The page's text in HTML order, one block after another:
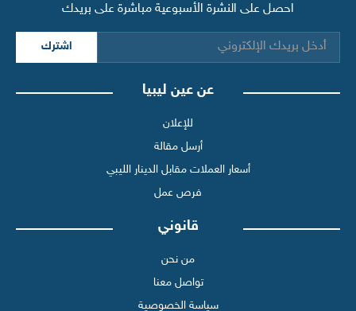
احصل على النشرة الأسبوعية مباشرة على بريدك
اشترك
عن عين ليبيا
للإعلان
أرسل مقالة
أسعار العملات مقابل الدينار الليبي
فرص عمل
قانوني
من نحن
تواصل معنا
سياسة الخصوصية